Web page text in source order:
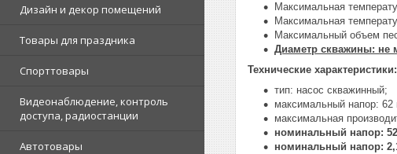
Дизайн и декор помещений
Товары для праздника
Спорттовары
Видеонаблюдение, контроль
доступа, радиостанции
Автотовары
Максимальная
Максимальная
Максимальный объем
Диаметр скважины: не
Технические характеристики:
тип: насос скважинный;
максимальный напор: 62
максимальная
номинальный напор:
номинальный напор: